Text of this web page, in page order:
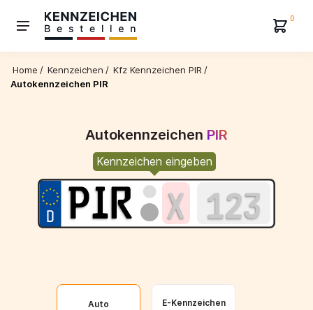
0
Home / Kennzeichen / Kfz Kennzeichen PIR /
Autokennzeichen PIR
Autokennzeichen PIR
Kennzeichen eingeben
Auto E-Kennzeichen